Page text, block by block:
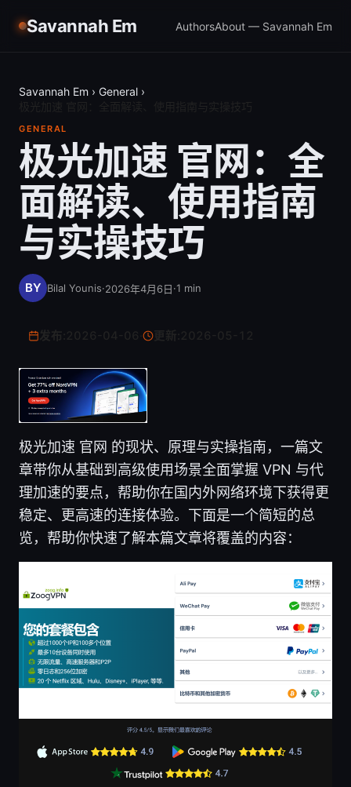
Savannah Em AuthorsAbout — Savannah Em
Savannah Em › General ›
GENERAL
极光加速 官网：全
面解读、使用指南
与实操技巧
Bilal Younis·2026年4月6日·1 min
更新:
极光加速 官网 的现状、原理与实操指南，一篇文
章带你从基础到高级使用场景全面掌握 VPN 与代
理加速的要点，帮助你在国内外网络环境下获得更
稳定、更高速的连接体验。下面是一个简短的总
览，帮助你快速了解本篇文章将覆盖的内容：